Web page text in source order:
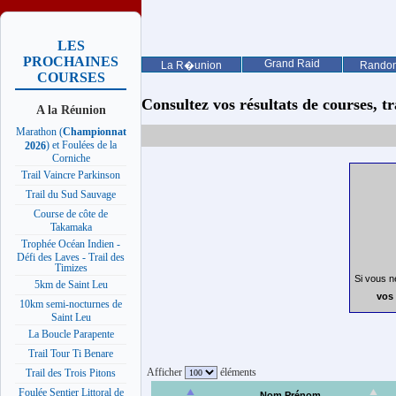
La R�union Grand Raid
LES
PROCHAINES
COURSES
A la Réunion
Marathon (Championnat
2026) et Foulées de la
Corniche
Trail Vaincre Parkinson
Trail du Sud Sauvage
Course de côte de
Takamaka
Trophée Océan Indien -
Défi des Laves - Trail des
Timizes
5km de Saint Leu
10km semi-nocturnes de
Saint Leu
La Boucle Parapente
Trail Tour Ti Benare
Trail des Trois Pitons
Foulée Sentier Littoral de
Consultez vos résultats de courses,
Si vous
vos
Afficher éléments